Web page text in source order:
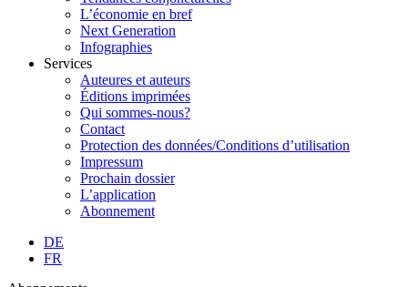
L’économie en bref
Next Generation
Infographies
Services
Auteures et auteurs
Éditions imprimées
Qui sommes-nous?
Contact
Protection des données/Conditions d’utilisation
Impressum
Prochain dossier
L’application
Abonnement
DE
FR